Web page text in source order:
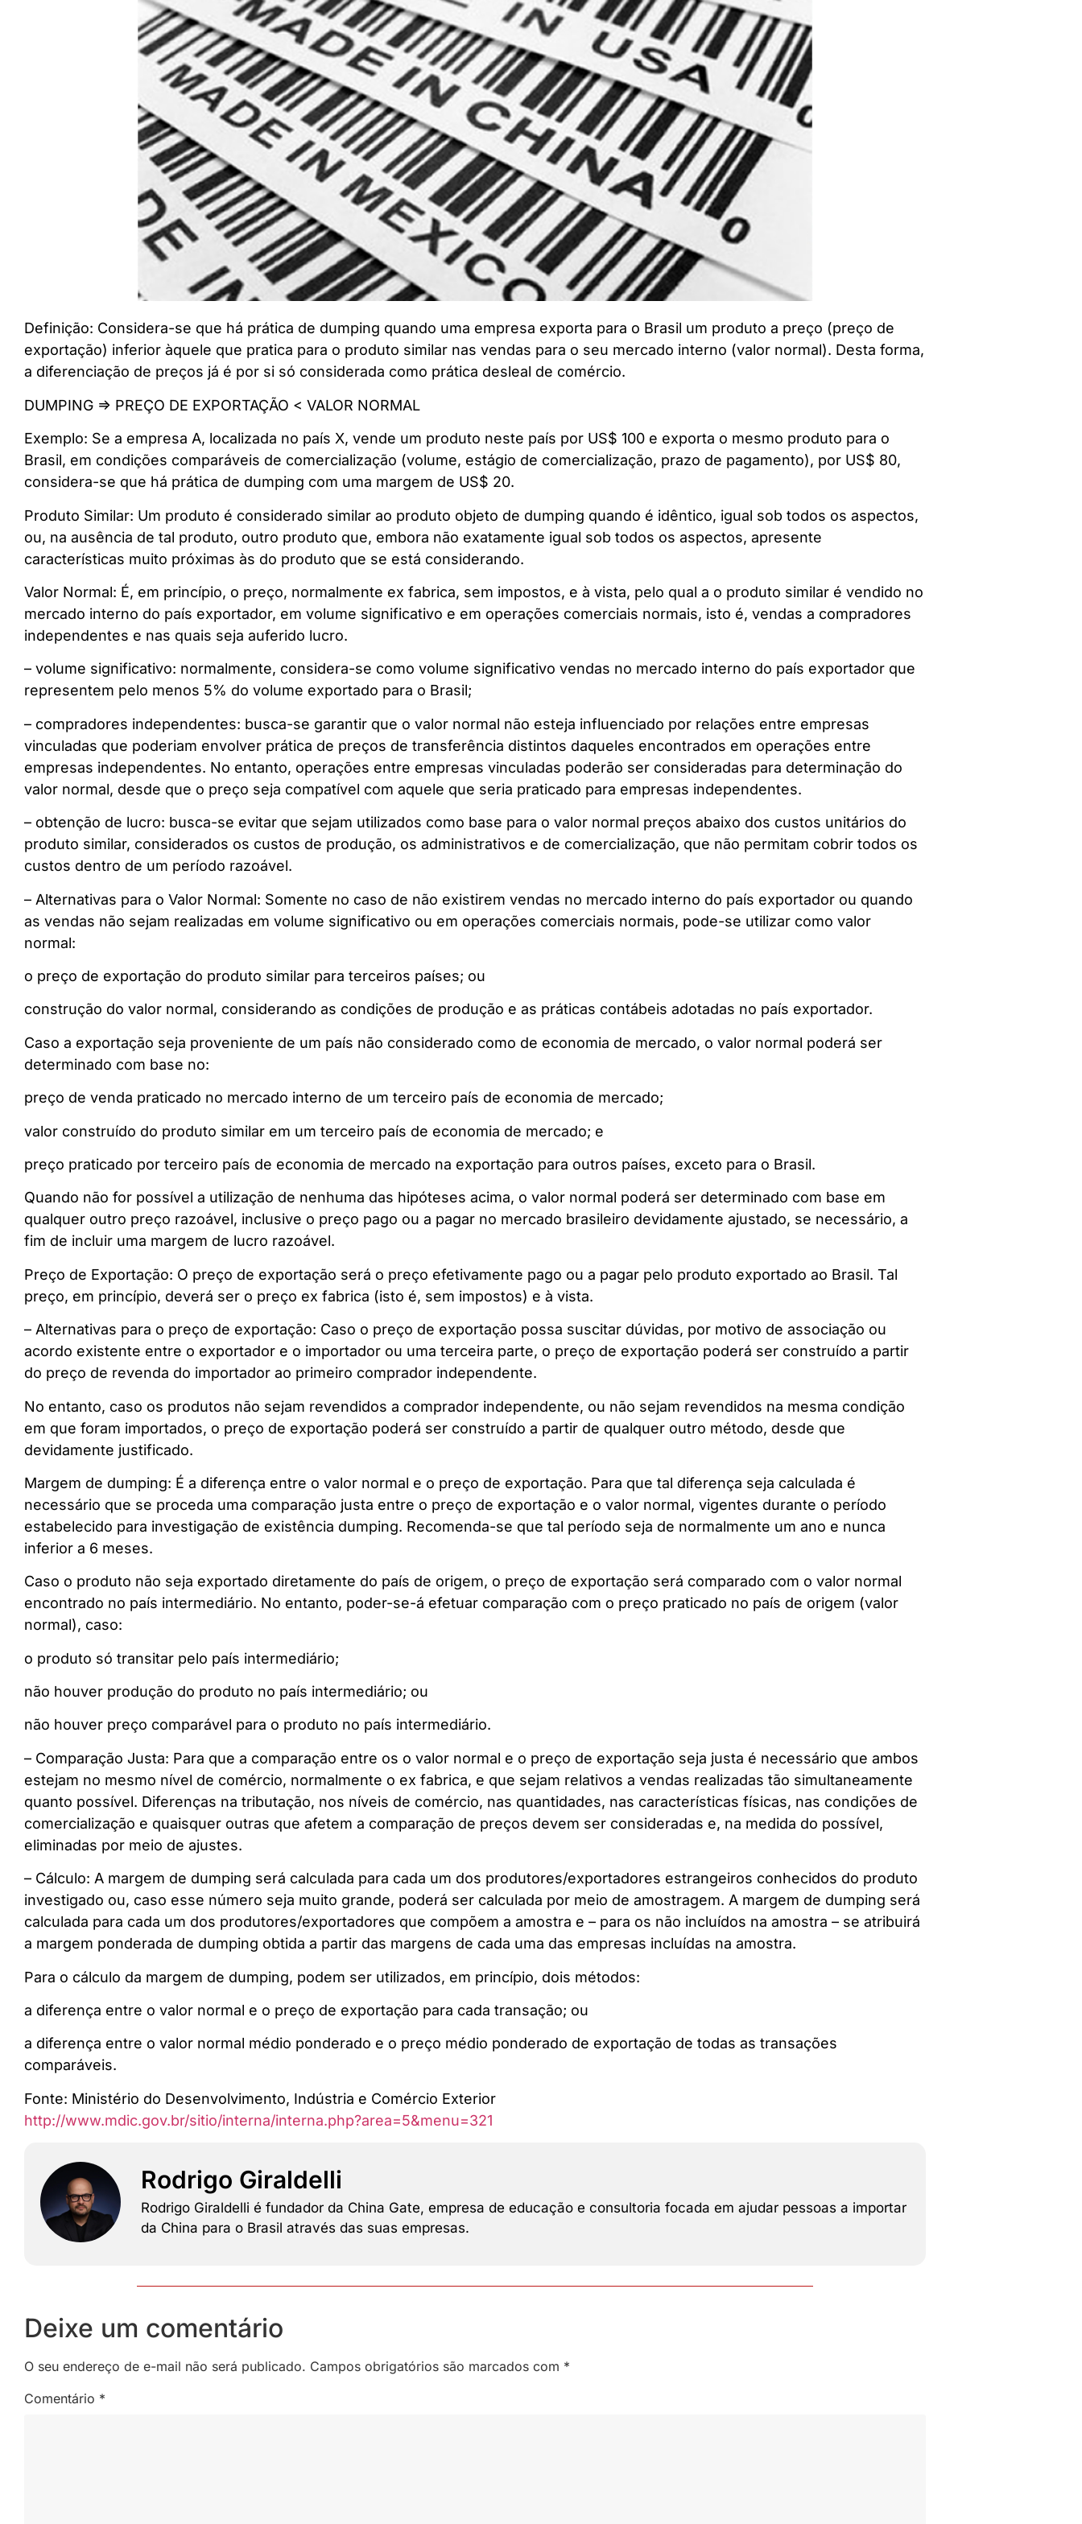
Definição: Considera-se que há prática de dumping quando uma empresa exporta para o Brasil um produto a preço (preço de
exportação) inferior àquele que pratica para o produto similar nas vendas para o seu mercado interno (valor normal). Desta forma,
a diferenciação de preços já é por si só considerada como prática desleal de comércio.
DUMPING => PREÇO DE EXPORTAÇÃO < VALOR NORMAL
Exemplo: Se a empresa A, localizada no país X, vende um produto neste país por US$ 100 e exporta o mesmo produto para o
Brasil, em condições comparáveis de comercialização (volume, estágio de comercialização, prazo de pagamento), por US$ 80,
considera-se que há prática de dumping com uma margem de US$ 20.
Produto Similar: Um produto é considerado similar ao produto objeto de dumping quando é idêntico, igual sob todos os aspectos,
ou, na ausência de tal produto, outro produto que, embora não exatamente igual sob todos os aspectos, apresente
características muito próximas às do produto que se está considerando.
Valor Normal: É, em princípio, o preço, normalmente ex fabrica, sem impostos, e à vista, pelo qual a o produto similar é vendido no
mercado interno do país exportador, em volume significativo e em operações comerciais normais, isto é, vendas a compradores
independentes e nas quais seja auferido lucro.
– volume significativo: normalmente, considera-se como volume significativo vendas no mercado interno do país exportador que
representem pelo menos 5% do volume exportado para o Brasil;
– compradores independentes: busca-se garantir que o valor normal não esteja influenciado por relações entre empresas
vinculadas que poderiam envolver prática de preços de transferência distintos daqueles encontrados em operações entre
empresas independentes. No entanto, operações entre empresas vinculadas poderão ser consideradas para determinação do
valor normal, desde que o preço seja compatível com aquele que seria praticado para empresas independentes.
– obtenção de lucro: busca-se evitar que sejam utilizados como base para o valor normal preços abaixo dos custos unitários do
produto similar, considerados os custos de produção, os administrativos e de comercialização, que não permitam cobrir todos os
custos dentro de um período razoável.
– Alternativas para o Valor Normal: Somente no caso de não existirem vendas no mercado interno do país exportador ou quando
as vendas não sejam realizadas em volume significativo ou em operações comerciais normais, pode-se utilizar como valor
normal:
o preço de exportação do produto similar para terceiros países; ou
construção do valor normal, considerando as condições de produção e as práticas contábeis adotadas no país exportador.
Caso a exportação seja proveniente de um país não considerado como de economia de mercado, o valor normal poderá ser
determinado com base no:
preço de venda praticado no mercado interno de um terceiro país de economia de mercado;
valor construído do produto similar em um terceiro país de economia de mercado; e
preço praticado por terceiro país de economia de mercado na exportação para outros países, exceto para o Brasil.
Quando não for possível a utilização de nenhuma das hipóteses acima, o valor normal poderá ser determinado com base em
qualquer outro preço razoável, inclusive o preço pago ou a pagar no mercado brasileiro devidamente ajustado, se necessário, a
fim de incluir uma margem de lucro razoável.
Preço de Exportação: O preço de exportação será o preço efetivamente pago ou a pagar pelo produto exportado ao Brasil. Tal
preço, em princípio, deverá ser o preço ex fabrica (isto é, sem impostos) e à vista.
– Alternativas para o preço de exportação: Caso o preço de exportação possa suscitar dúvidas, por motivo de associação ou
acordo existente entre o exportador e o importador ou uma terceira parte, o preço de exportação poderá ser construído a partir
do preço de revenda do importador ao primeiro comprador independente.
No entanto, caso os produtos não sejam revendidos a comprador independente, ou não sejam revendidos na mesma condição
em que foram importados, o preço de exportação poderá ser construído a partir de qualquer outro método, desde que
devidamente justificado.
Margem de dumping: É a diferença entre o valor normal e o preço de exportação. Para que tal diferença seja calculada é
necessário que se proceda uma comparação justa entre o preço de exportação e o valor normal, vigentes durante o período
estabelecido para investigação de existência dumping. Recomenda-se que tal período seja de normalmente um ano e nunca
inferior a 6 meses.
Caso o produto não seja exportado diretamente do país de origem, o preço de exportação será comparado com o valor normal
encontrado no país intermediário. No entanto, poder-se-á efetuar comparação com o preço praticado no país de origem (valor
normal), caso:
o produto só transitar pelo país intermediário;
não houver produção do produto no país intermediário; ou
não houver preço comparável para o produto no país intermediário.
– Comparação Justa: Para que a comparação entre os o valor normal e o preço de exportação seja justa é necessário que ambos
estejam no mesmo nível de comércio, normalmente o ex fabrica, e que sejam relativos a vendas realizadas tão simultaneamente
quanto possível. Diferenças na tributação, nos níveis de comércio, nas quantidades, nas características físicas, nas condições de
comercialização e quaisquer outras que afetem a comparação de preços devem ser consideradas e, na medida do possível,
eliminadas por meio de ajustes.
– Cálculo: A margem de dumping será calculada para cada um dos produtores/exportadores estrangeiros conhecidos do produto
investigado ou, caso esse número seja muito grande, poderá ser calculada por meio de amostragem. A margem de dumping será
calculada para cada um dos produtores/exportadores que compõem a amostra e – para os não incluídos na amostra – se atribuirá
a margem ponderada de dumping obtida a partir das margens de cada uma das empresas incluídas na amostra.
Para o cálculo da margem de dumping, podem ser utilizados, em princípio, dois métodos:
a diferença entre o valor normal e o preço de exportação para cada transação; ou
a diferença entre o valor normal médio ponderado e o preço médio ponderado de exportação de todas as transações
comparáveis.
Fonte: Ministério do Desenvolvimento, Indústria e Comércio Exterior
http://www.mdic.gov.br/sitio/interna/interna.php?area=5&menu=321
Rodrigo Giraldelli
Rodrigo Giraldelli é fundador da China Gate, empresa de educação e consultoria focada em ajudar pessoas a importar
da China para o Brasil através das suas empresas.
Deixe um comentário
O seu endereço de e-mail não será publicado. Campos obrigatórios são marcados com *
Comentário *